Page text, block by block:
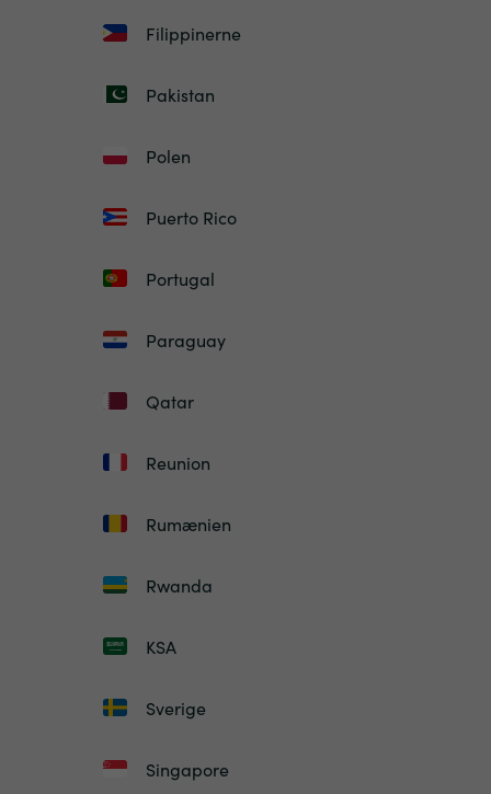
Filippinerne
Pakistan
Polen
Puerto Rico
Portugal
Paraguay
Qatar
Reunion
Rumænien
Rwanda
KSA
Sverige
Singapore